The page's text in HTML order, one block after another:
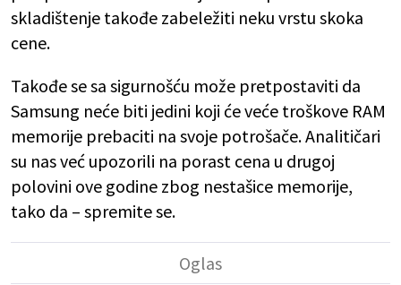
skladištenje takođe zabeležiti neku vrstu skoka
cene.
Takođe se sa sigurnošću može pretpostaviti da
Samsung neće biti jedini koji će veće troškove RAM
memorije prebaciti na svoje potrošače. Analitičari
su nas već upozorili na porast cena u drugoj
polovini ove godine zbog nestašice memorije,
tako da – spremite se.